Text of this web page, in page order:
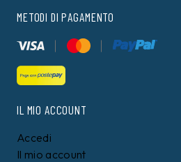
METODI DI PAGAMENTO
IL MIO ACCOUNT
Accedi
Il mio account